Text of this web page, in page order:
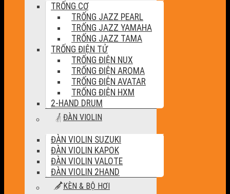
TRỐNG CƠ
TRỐNG JAZZ PEARL
TRỐNG JAZZ YAMAHA
TRỐNG JAZZ TAMA
TRỐNG ĐIỆN TỬ
TRỐNG ĐIỆN NUX
TRỐNG ĐIỆN AROMA
TRỐNG ĐIỆN AVATAR
TRỐNG ĐIỆN HXM
2-HAND DRUM
ĐÀN VIOLIN
ĐÀN VIOLIN SUZUKI
ĐÀN VIOLIN KAPOK
ĐÀN VIOLIN VALOTE
ĐÀN VIOLIN 2HAND
KÈN & BỘ HƠI